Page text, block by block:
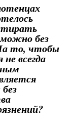
без
то, чтобы
всегда